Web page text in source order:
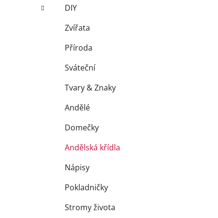
p
DIY
Zvířata
Příroda
Sváteční
Tvary & Znaky
Andělé
Domečky
Andělská křídla
Nápisy
Pokladničky
Stromy života